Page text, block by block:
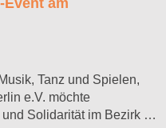
am
Tanz und Spielen,
e.V. möchte
und Solidarität im Bezirk …